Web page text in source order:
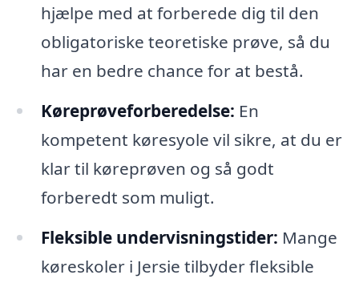
hjælpe med at forberede dig til den
obligatoriske teoretiske prøve, så du
har en bedre chance for at bestå.
Køreprøveforberedelse: En
kompetent køresyole vil sikre, at du er
klar til køreprøven og så godt
forberedt som muligt.
Fleksible undervisningstider: Mange
køreskoler i Jersie tilbyder fleksible